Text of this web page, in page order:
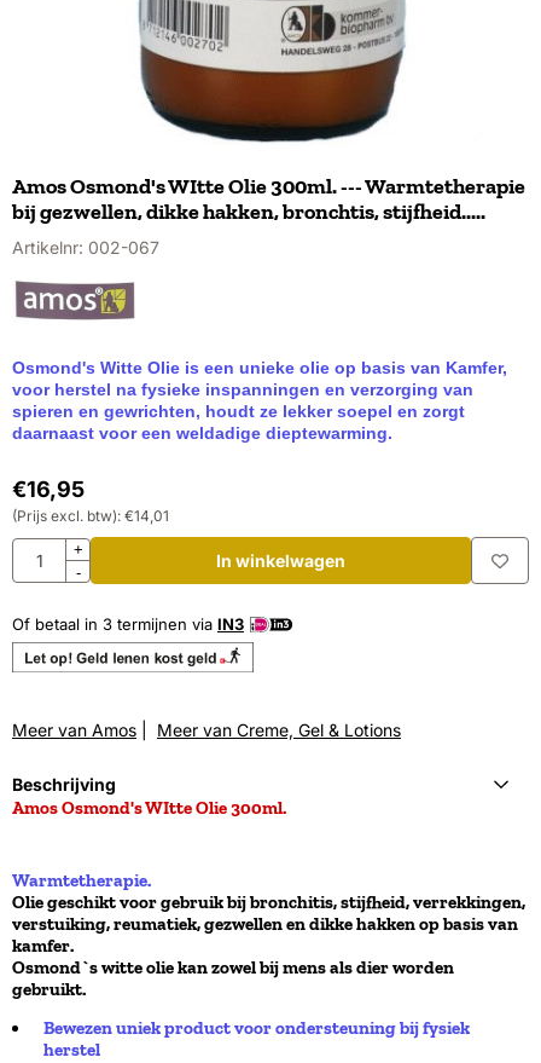
Amos Osmond's WItte Olie 300ml. --- Warmtetherapie
bij gezwellen, dikke hakken, bronchtis, stijfheid.....
Artikelnr: 002-067
Osmond's Witte Olie is een unieke olie op basis van Kamfer,
voor herstel na fysieke inspanningen en verzorging van
spieren en gewrichten, houdt ze lekker soepel en zorgt
daarnaast voor een weldadige dieptewarming.
€16,95
(Prijs excl. btw): €14,01
Aantal
+
-
In winkelwagen
Of betaal in 3 termijnen via IN3
Meer van Amos Meer van Creme, Gel & Lotions
Beschrijving
Amos Osmond's WItte Olie 300ml.
Warmtetherapie.
Olie geschikt voor gebruik bij bronchitis, stijfheid, verrekkingen,
verstuiking, reumatiek, gezwellen en dikke hakken op basis van
kamfer.
Osmond`s witte olie kan zowel bij mens als dier worden
gebruikt.
Bewezen uniek product voor ondersteuning bij fysiek
herstel